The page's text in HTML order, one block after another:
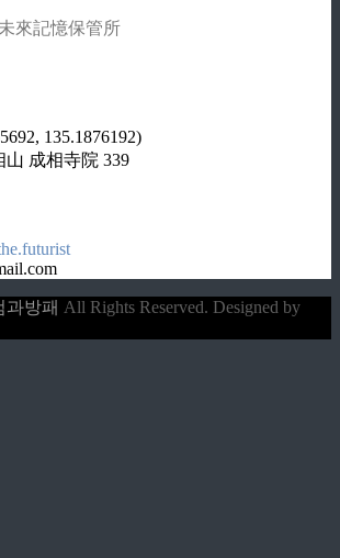
未來記憶保管所
135.1876192)
成相寺院 339
과방패 All Rights Reserved. Designed by